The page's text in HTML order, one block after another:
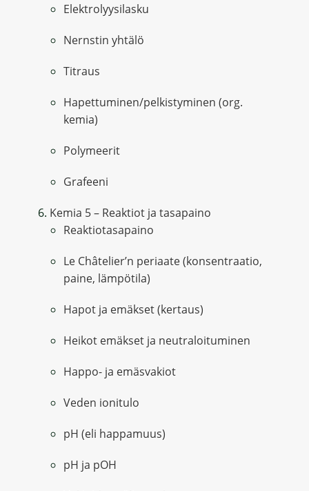
Elektrolyysilasku
Nernstin yhtälö
Titraus
Hapettuminen/pelkistyminen (org.
kemia)
Polymeerit
Grafeeni
Kemia 5 – Reaktiot ja tasapaino
Reaktiotasapaino
Le Châtelier’n periaate (konsentraatio,
paine, lämpötila)
Hapot ja emäkset (kertaus)
Heikot emäkset ja neutraloituminen
Happo- ja emäsvakiot
Veden ionitulo
pH (eli happamuus)
pH ja pOH